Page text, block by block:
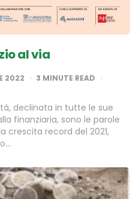
al via
2022 3 MINUTE READ
declinata in tutte le sue
finanziaria, sono le parole
crescita record del 2021,